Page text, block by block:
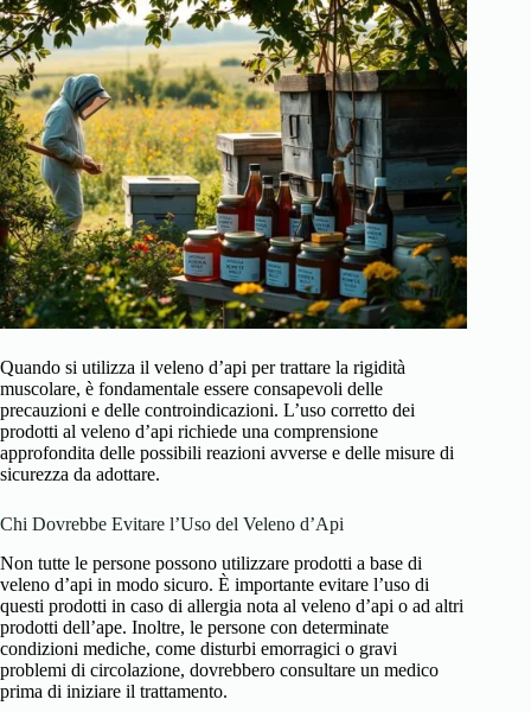
Quando si utilizza il veleno d’api per trattare la rigidità
muscolare, è fondamentale essere consapevoli delle
precauzioni e delle controindicazioni. L’uso corretto dei
prodotti al veleno d’api richiede una comprensione
approfondita delle possibili reazioni avverse e delle misure di
sicurezza da adottare.
Chi Dovrebbe Evitare l’Uso del Veleno d’Api
Non tutte le persone possono utilizzare prodotti a base di
veleno d’api in modo sicuro. È importante evitare l’uso di
questi prodotti in caso di allergia nota al veleno d’api o ad altri
prodotti dell’ape. Inoltre, le persone con determinate
condizioni mediche, come disturbi emorragici o gravi
problemi di circolazione, dovrebbero consultare un medico
prima di iniziare il trattamento.